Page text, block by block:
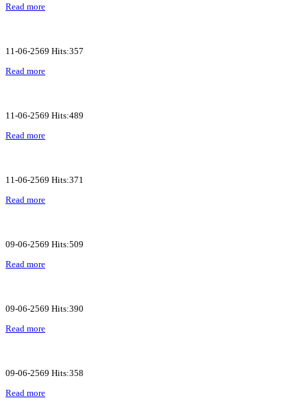
Read more
11-06-2569 Hits:357
Read more
11-06-2569 Hits:489
Read more
11-06-2569 Hits:371
Read more
09-06-2569 Hits:509
Read more
09-06-2569 Hits:390
Read more
09-06-2569 Hits:358
Read more